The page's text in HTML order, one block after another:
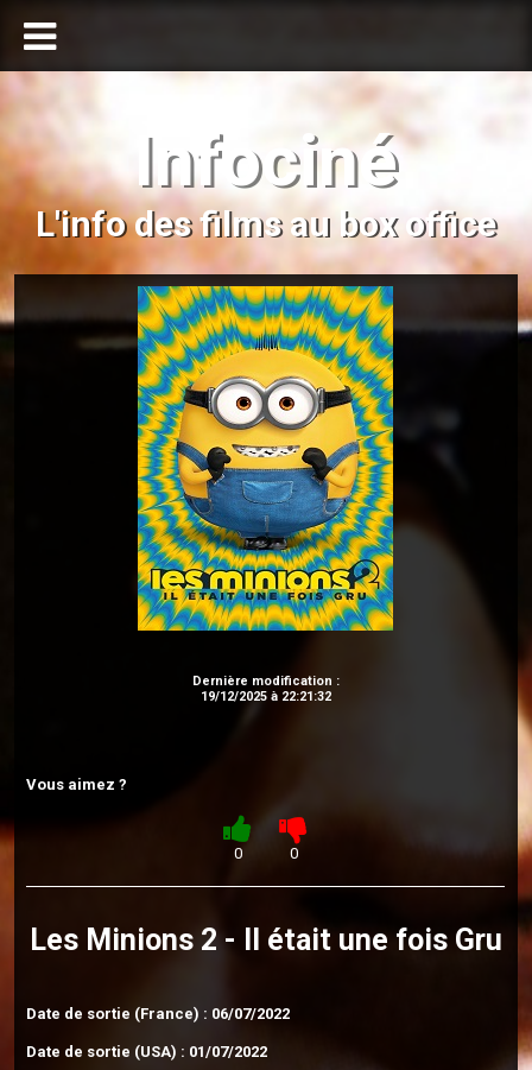
Infociné
L'info des films au box office
Dernière modification :
19/12/2025 à 22:21:32
Vous aimez ?
0 0
Les Minions 2 - Il était une fois Gru
Date de sortie (France) : 06/07/2022
Date de sortie (USA) : 01/07/2022